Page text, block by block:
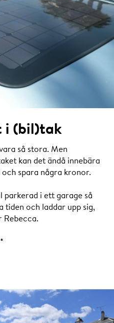
i (bil)tak
så stora. Men
kan det ändå innebära
spara några kronor.
parkerad i ett garage så
tiden och laddar upp sig,
Rebecca.